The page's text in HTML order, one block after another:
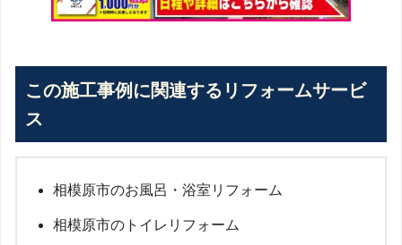
この施工事例に関連するリフォームサービ
ス
相模原市のお風呂・浴室リフォーム
相模原市のトイレリフォーム